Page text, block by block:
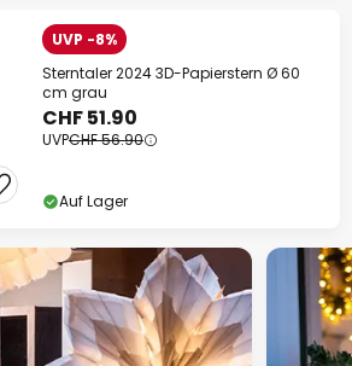
UVP -8%
Sterntaler 2024 3D-Papierstern Ø 60
cm grau
CHF 51.90
UVPCHF 56.90
Auf Lager